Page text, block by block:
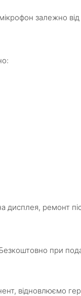
залежно від
дисплея, ремонт
при
відновлюємо